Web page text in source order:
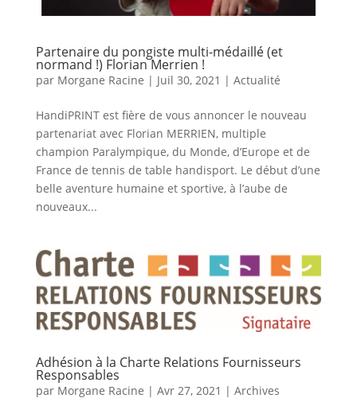
Partenaire du pongiste multi-médaillé (et
normand !) Florian Merrien !
par Morgane Racine | Juil 30, 2021 | Actualité
HandiPRINT est fière de vous annoncer le nouveau
partenariat avec Florian MERRIEN, multiple
champion Paralympique, du Monde, d’Europe et de
France de tennis de table handisport. Le début d’une
belle aventure humaine et sportive, à l’aube de
nouveaux...
Adhésion à la Charte Relations Fournisseurs
Responsables
par Morgane Racine | Avr 27, 2021 | Archives